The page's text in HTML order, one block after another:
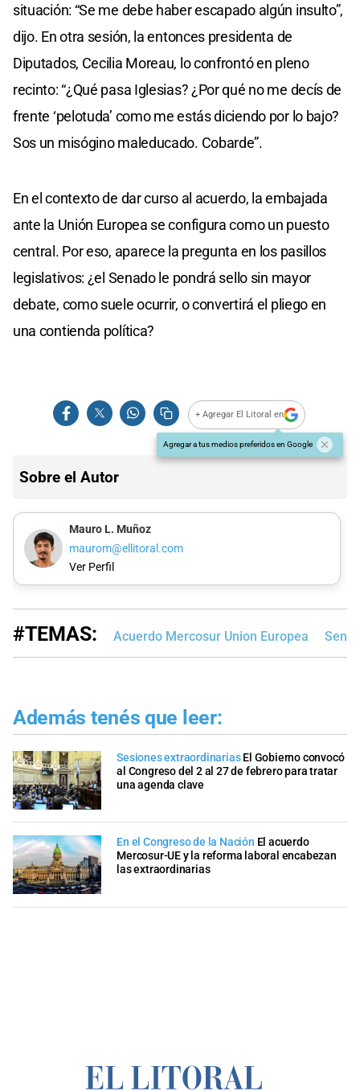
situación: “Se me debe haber escapado algún insulto”,
dijo. En otra sesión, la entonces presidenta de
Diputados, Cecilia Moreau, lo confrontó en pleno
recinto: “¿Qué pasa Iglesias? ¿Por qué no me decís de
frente ‘pelotuda’ como me estás diciendo por lo bajo?
Sos un misógino maleducado. Cobarde”.
En el contexto de dar curso al acuerdo, la embajada
ante la Unión Europea se configura como un puesto
central. Por eso, aparece la pregunta en los pasillos
legislativos: ¿el Senado le pondrá sello sin mayor
debate, como suele ocurrir, o convertirá el pliego en
una contienda política?
+ Agregar El Litoral en
Agregar a tus medios preferidos en Google
Sobre el Autor
Mauro L. Muñoz
maurom@ellitoral.com
Ver Perfil
#TEMAS: Acuerdo Mercosur Union Europea
Además tenés que leer:
Sesiones extraordinarias El Gobierno convocó
al Congreso del 2 al 27 de febrero para tratar
una agenda clave
En el Congreso de la Nación El acuerdo
Mercosur-UE y la reforma laboral encabezan
las extraordinarias